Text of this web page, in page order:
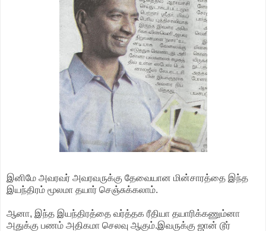
இனிமே அவரவர் அவரவருக்கு தேவையான மின்சாரத்தை இந்த
இயந்திரம் மூலமா தயார் செஞ்சுக்கலாம்.
ஆனா, இந்த இயந்திரத்தை வர்த்தக ரீதியா தயாரிக்கணும்னா
அதுக்கு பணம் அதிகமா செலவு ஆகும்.இவருக்கு ஜான் டூர்